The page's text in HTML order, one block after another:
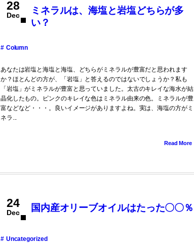
28
Dec
ミネラルは、海塩と岩塩どちらが多
い？
Column
あなたは岩塩と海塩と海塩、どちらがミネラルが豊富だと思われます
か？ほとんどの方が、「岩塩」と答えるのではないでしょうか？私も
「岩塩」がミネラルが豊富と思っていました。太古のキレイな海水が結
晶化したもの。ピンクのキレイな色はミネラル由来の色。ミネラルが豊
富などなど・・・。良いイメージがありますよね。実は、海塩の方がミ
ネラ...
Read More
24
Dec 国内産オリーブオイルはたった〇〇％
Uncategorized